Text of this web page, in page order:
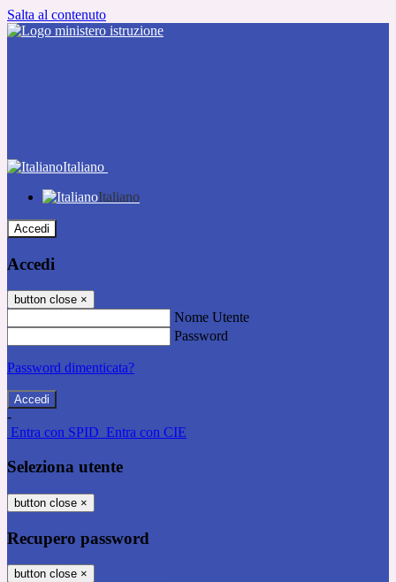
Salta al contenuto
Italiano
Italiano
Accedi
Accedi
button close ×
Nome Utente
Password
Password dimenticata?
-
Entra con SPID Entra con CIE
Seleziona utente
button close ×
Recupero password
button close ×